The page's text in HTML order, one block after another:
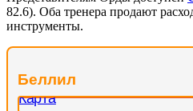
82.6). Оба тренера продают
инструменты.
Беллил